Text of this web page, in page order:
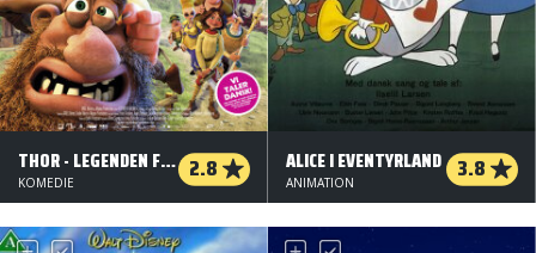
THOR - LEGENDEN FRA VALHALLA 2.8
KOMEDIE
ALICE I EVENTYRLAND 3.8
ANIMATION